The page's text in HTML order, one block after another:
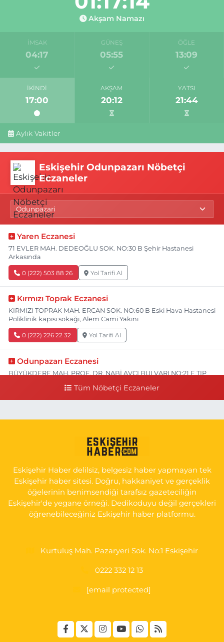
Akşam Namazı
İMSAK
04:17
GÜNEŞ
05:55
ÖĞLE
13:09
İKINDI
17:00
AKŞAM
20:12
YATSI
21:44
Aylık Vakitler
Eskişehir Odunpazarı Nöbetçi
Eczaneler
Yaren Eczanesi
71 EVLER MAH. DEDEOĞLU SOK. NO:30 B Şehir Hastanesi
Arkasında
0 (222) 503 88 26 Yol Tarifi Al
Kırmızı Toprak Eczanesi
KIRMIZI TOPRAK MAH. ERCAN SOK. NO:60 B Eski Hava Hastanesi
Poliklinik kapısı sokağı, Alem Cami Yakını
0 (222) 226 22 32 Yol Tarifi Al
Odunpazarı Eczanesi
BÜYÜKDERE MAH. PROF. DR. NABİ AVCI BULVARI NO:21 E TIP
YENİDOĞAN MH.ŞEHİT SERKAN ÖZAYDIN CD.8 B ESKİ DEVLET
Tüm Nöbetçi Eczaneler
Eskişehir Haber delilsiz, belgesiz haber yapmayan tek
Eskişehir haber sitesi. Doğru, hakkaniyet ve gerçeklik
öğelerinin benimsendiği tarafsız gazeteciliğin
Eskişehir'de yegane örneği. Dedikoduyu değil gerçekleri
öğrenebileceğiniz Eskişehir haber platformu.
Kurtuluş Mah. Pazaryeri Sok. No:1 Eskişehir
0222 332 12 13
[email protected]